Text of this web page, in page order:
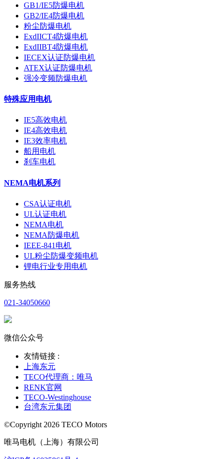
GB1/IE5防爆电机
GB2/IE4防爆电机
粉尘防爆电机
ExdIICT4防爆电机
ExdIIBT4防爆电机
IECEX认证防爆电机
ATEX认证防爆电机
强冷变频防爆电机
特殊应用电机
IE5高效电机
IE4高效电机
IE3效率电机
船用电机
刹车电机
NEMA电机系列
CSA认证电机
UL认证电机
NEMA电机
NEMA防爆电机
IEEE-841电机
UL粉尘防爆变频电机
锂电行业专用电机
服务热线
021-34050660
微信公众号
友情链接 :
上海东元
TECO代理商：唯马
RENK官网
TECO-Westinghouse
台湾东元集团
©Copyright 2026 TECO Motors
唯马电机（上海）有限公司